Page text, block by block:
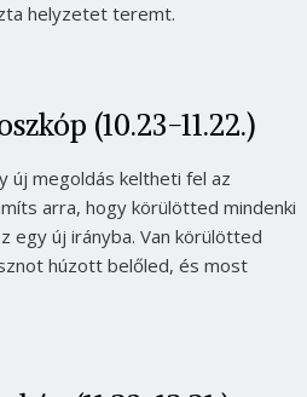
helyzetet teremt.
(10.23-11.22.)
új megoldás keltheti fel az
arra, hogy körülötted mindenki
egy új irányba. Van körülötted
húzott belőled, és most